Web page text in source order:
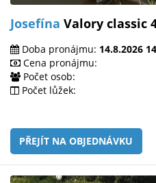
Josefína Valory classic
Doba pronájmu: 14.8.2026
Cena pronájmu:
Počet osob:
Počet lůžek:
PŘEJÍT NA OBJEDNÁVKU